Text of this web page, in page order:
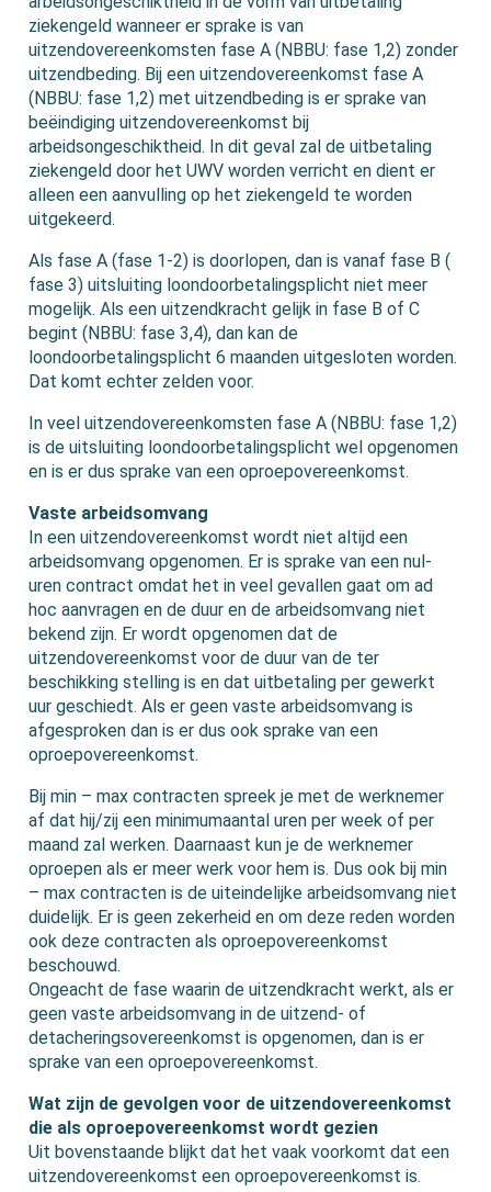
ziekengeld wanneer er sprake is van
uitzendovereenkomsten fase A (NBBU: fase 1,2) zonder
uitzendbeding. Bij een uitzendovereenkomst fase A
(NBBU: fase 1,2) met uitzendbeding is er sprake van
beëindiging uitzendovereenkomst bij
arbeidsongeschiktheid. In dit geval zal de uitbetaling
ziekengeld door het UWV worden verricht en dient er
alleen een aanvulling op het ziekengeld te worden
uitgekeerd.
Als fase A (fase 1-2) is doorlopen, dan is vanaf fase B (
fase 3) uitsluiting loondoorbetalingsplicht niet meer
mogelijk. Als een uitzendkracht gelijk in fase B of C
begint (NBBU: fase 3,4), dan kan de
loondoorbetalingsplicht 6 maanden uitgesloten worden.
Dat komt echter zelden voor.
In veel uitzendovereenkomsten fase A (NBBU: fase 1,2)
is de uitsluiting loondoorbetalingsplicht wel opgenomen
en is er dus sprake van een oproepovereenkomst.
Vaste arbeidsomvang
In een uitzendovereenkomst wordt niet altijd een
arbeidsomvang opgenomen. Er is sprake van een nul-
uren contract omdat het in veel gevallen gaat om ad
hoc aanvragen en de duur en de arbeidsomvang niet
bekend zijn. Er wordt opgenomen dat de
uitzendovereenkomst voor de duur van de ter
beschikking stelling is en dat uitbetaling per gewerkt
uur geschiedt. Als er geen vaste arbeidsomvang is
afgesproken dan is er dus ook sprake van een
oproepovereenkomst.
Bij min – max contracten spreek je met de werknemer
af dat hij/zij een minimumaantal uren per week of per
maand zal werken. Daarnaast kun je de werknemer
oproepen als er meer werk voor hem is. Dus ook bij min
– max contracten is de uiteindelijke arbeidsomvang niet
duidelijk. Er is geen zekerheid en om deze reden worden
ook deze contracten als oproepovereenkomst
beschouwd.
Ongeacht de fase waarin de uitzendkracht werkt, als er
geen vaste arbeidsomvang in de uitzend- of
detacheringsovereenkomst is opgenomen, dan is er
sprake van een oproepovereenkomst.
Wat zijn de gevolgen voor de uitzendovereenkomst
die als oproepovereenkomst wordt gezien
Uit bovenstaande blijkt dat het vaak voorkomt dat een
uitzendovereenkomst een oproepovereenkomst is.